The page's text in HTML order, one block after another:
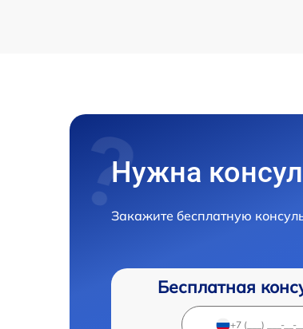
Нужна
Закажите бесплатную
Бесплатная